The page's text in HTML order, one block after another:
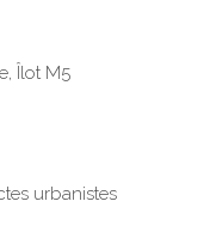
Îlot M5
urbanistes